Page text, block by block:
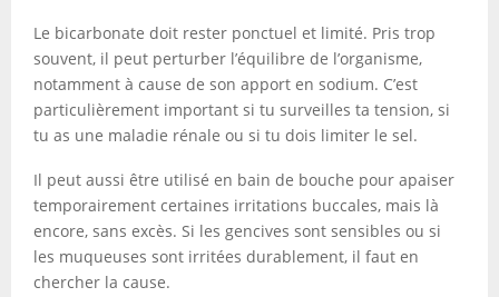
Le bicarbonate doit rester ponctuel et limité. Pris trop
souvent, il peut perturber l’équilibre de l’organisme,
notamment à cause de son apport en sodium. C’est
particulièrement important si tu surveilles ta tension, si
tu as une maladie rénale ou si tu dois limiter le sel.
Il peut aussi être utilisé en bain de bouche pour apaiser
temporairement certaines irritations buccales, mais là
encore, sans excès. Si les gencives sont sensibles ou si
les muqueuses sont irritées durablement, il faut en
chercher la cause.